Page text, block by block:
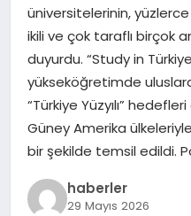
MAGAZIN
EĞITIM
üniversitelerinin,
ikili ve çok taraflı birçok
duyurdu. “Study in
yükseköğretimde
“Türkiye Yüzyılı”
Güney Amerika
bir şekilde temsil edildi.
haberler
29 Mayıs 2026